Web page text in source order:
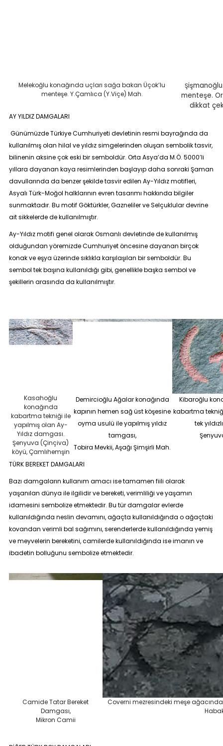
Melekoğlu konağında uçları sağa bakan Üçok’lu
menteşe. Y.Çamlıca (Y.Viçe) Mah.
Ş
menteşe.
dikkat
AY YILDIZ DAMGALARI
Günümüzde Türkiye Cumhuriyeti devletinin resmi bayrağında da
kullanılmış olan hilal ve yıldız simgelerinden oluşan sembolik tasvir,
bilinenin aksine çok eski bir semboldür. Orta Asya’da M.Ö. 5000’li
yıllara dayanan kaya resimlerinden başlayıp daha sonraki Şaman
davullarında da benzer şekilde tasvir edilen Ay-Yıldız motifleri,
Asyalı Türk-Moğol halklarının evren tasarımı hakkında bilgiler
sunmaktadır. Bu motif Göktürkler, Gazneliler ve Selçuklular devrine
ait sikkelerde de kullanılmıştır.
Ay-Yıldız motifi genel olarak Osmanlı devletinde de kullanılmış
olduğundan yöremizde Cumhuriyet öncesine dayanan birçok
konak ve eşya üzerinde sıklıkla karşılaşılan bir semboldür. Bu
sembol tek başına kullanıldığı gibi, genellikle başka sembol ve
şekillerin arasında da kullanılmıştır.
Kasahoğlu
konağında
kabartma tekniği ile
yapılmış olan Ay-
Yıldız damgası.
Şenyuva (Çinçiva)
köyü, Çamlıhemşin
Demircioğlu Ağalar konağında
kapının hemen sağ üst köşesine
oyma usulü ile yapılmış yıldız
tamgası,
Tobira Mevkii, Aşağı Şimşirli Mah.
Kibaroğlu
kabartma
tek
TÜRK BEREKET DAMGALARI
Bazı damgaların kullanım amacı ise tamamen fiili olarak
yaşanılan dünya ile ilgilidir ve bereketi, verimliliği ve yaşamın
idamesini sembolize etmektedir. Bu tür damgalar evlerde
kullanıldığında neslin devamını, ağaçta kullanıldığında o ağaçtaki
kovandan verimli bal sağımını, serenderlerde kullanıldığında yemiş
ve meyvelerin bereketini, camilerde kullanıldığında ise imanın ve
ibadetin bolluğunu sembolize etmektedir.
Camide Tatar Bereket
Damgası,
Mikron Camii
Coverni mezresindeki meşe